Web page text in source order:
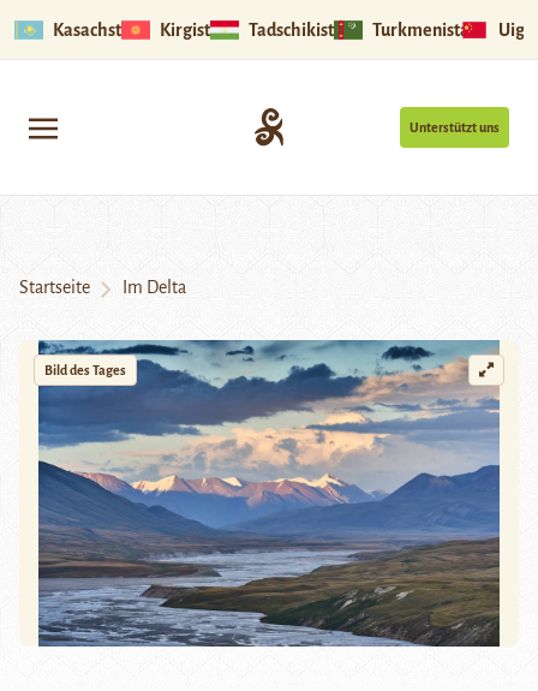
Kasachstan Kirgistan Tadschikistan Turkmenistan
Unterstützt uns
Startseite Im Delta
Bild des Tages